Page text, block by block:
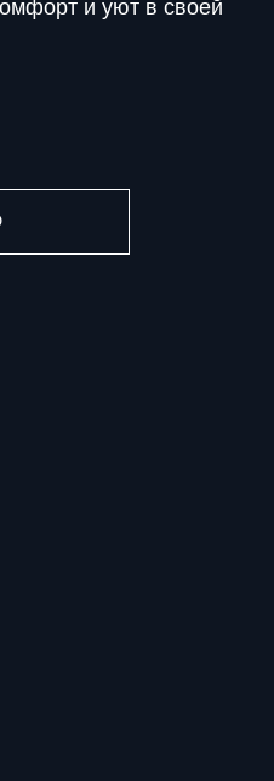
и уют в своей